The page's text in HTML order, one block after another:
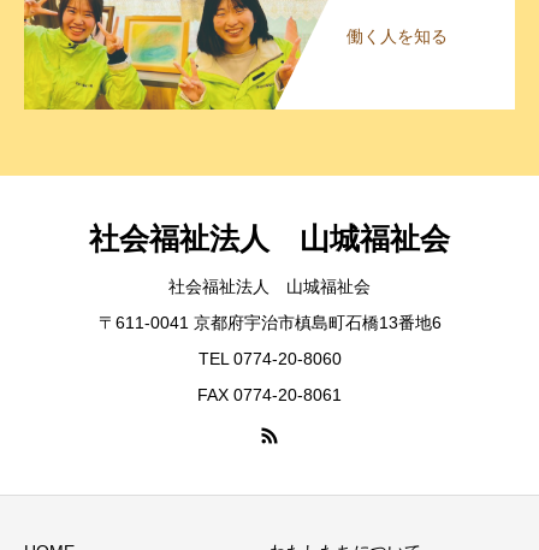
働く人を知る
社会福祉法人 山城福祉会
社会福祉法人 山城福祉会
〒611-0041 京都府宇治市槙島町石橋13番地6
TEL 0774-20-8060
FAX 0774-20-8061